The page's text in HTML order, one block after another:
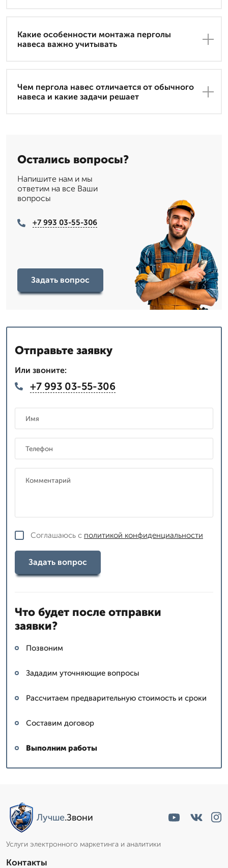
Какие особенности монтажа перголы
навеса важно учитывать
Чем пергола навес отличается от обычного
навеса и какие задачи решает
Остались вопросы?
Напишите нам и мы
ответим на все Ваши
вопросы
+7 993 03-55-306
Задать вопрос
Отправьте заявку
Или звоните:
+7 993 03-55-306
Соглашаюсь с политикой конфиденциальности
Задать вопрос
Что будет после отправки
заявки?
Позвоним
Зададим уточняющие вопросы
Рассчитаем предварительную стоимость и сроки
Составим договор
Выполним работы
Лучше.Звони
Услуги электронного маркетинга и аналитики
Контакты